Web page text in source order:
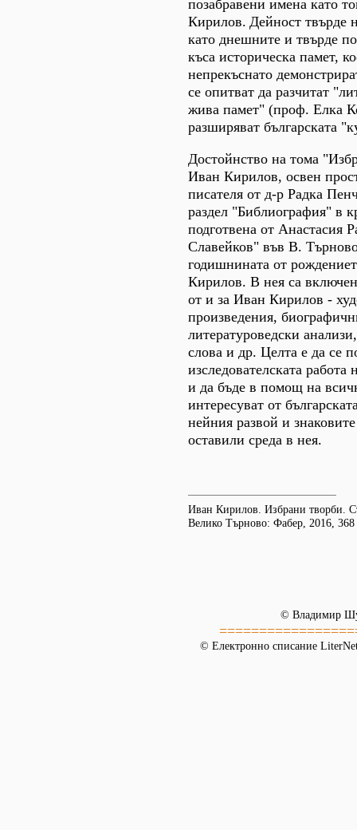
позабравени имена като
Кирилов. Дейност твърде
като днешните и твърде
къса историческа памет,
непрекъснато
се опитват да разчитат
жива памет" (проф. Елка
разширяват българската
Достойнство на тома
Иван Кирилов, освен
писателя от д-р Радка
раздел "Библиография" в
подготвена от Анастасия
Славейков" във В.
годишнината от
Кирилов. В нея са
от и за Иван Кирилов -
произведения,
литературоведски
слова и др. Целта е да се
изследователската работа
и да бъде в помощ на
интересуват от
нейния развой и
оставили среда в нея.
Иван Кирилов. Избрани творби.
Велико Търново: Фабер, 2016, 368
© Владимир
© Електронно списание